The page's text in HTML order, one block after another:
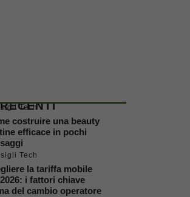
Tech
costruire una beauty
efficace in pochi
Tech
la tariffa mobile
i fattori chiave
del cambio operatore